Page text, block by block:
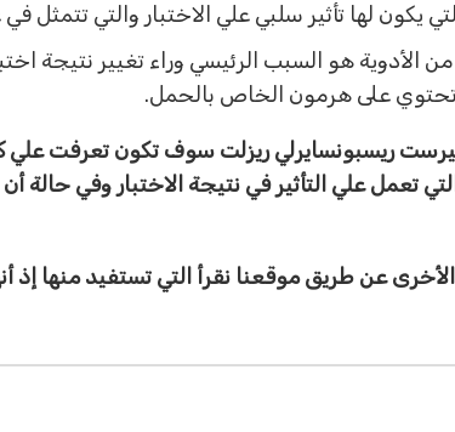
لها تأثير سلبي علي الاختبار والتي تتمثل
الأدوية هو السبب الرئيسي وراء تغيير نتيجة
على هرمون الخاص بالحمل.
ريسبونسايرلي ريزلت سوف تكون تعرفت علي
تعمل علي التأثير في نتيجة الاختبار وفي حالة
عن طريق موقعنا نقرأ التي تستفيد منها إذ